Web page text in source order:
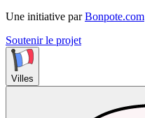
Une initiative par Bonpote.com
Soutenir le projet
Villes